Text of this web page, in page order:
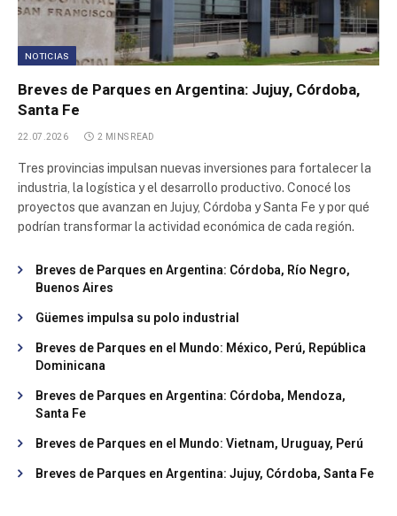
NOTICIAS
Breves de Parques en Argentina: Jujuy, Córdoba,
Santa Fe
22.07.2026 2 MINS READ
Tres provincias impulsan nuevas inversiones para fortalecer la
industria, la logística y el desarrollo productivo. Conocé los
proyectos que avanzan en Jujuy, Córdoba y Santa Fe y por qué
podrían transformar la actividad económica de cada región.
Breves de Parques en Argentina: Córdoba, Río Negro,
Buenos Aires
Güemes impulsa su polo industrial
Breves de Parques en el Mundo: México, Perú, República
Dominicana
Breves de Parques en Argentina: Córdoba, Mendoza,
Santa Fe
Breves de Parques en el Mundo: Vietnam, Uruguay, Perú
Breves de Parques en Argentina: Jujuy, Córdoba, Santa Fe